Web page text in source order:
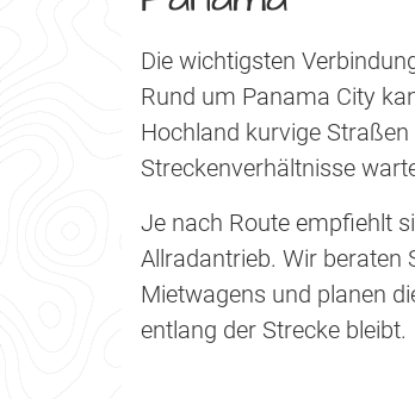
Die wichtigsten
Rund um Panama City
Hochland kurvige
Streckenverhältnisse
Je nach Route empfiehlt
Allradantrieb. Wir beraten
Mietwagens und planen
entlang der Strecke bleibt.